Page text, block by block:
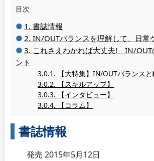
目次
書誌情報
IN/OUTバランスを理解して、日常
これさえわかれば大丈夫! IN/OUT
ント
【大特集】IN/OUTバランス
【スキルアップ】
【インタビュー】
【コラム】
書誌情報
発売 2015年5月12日